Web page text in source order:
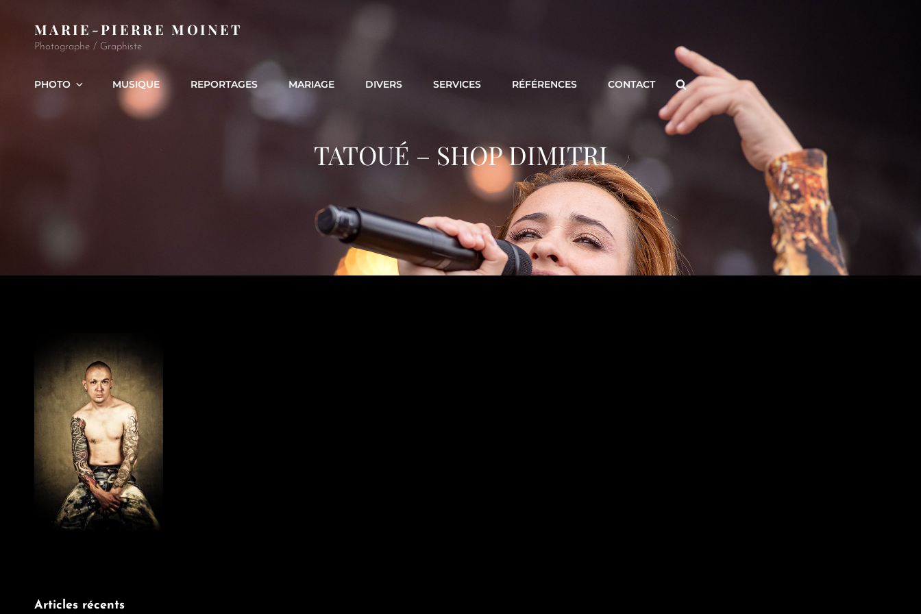
MARIE-PIERRE MOINET
Photographe / Graphiste
PHOTO MUSIQUE REPORTAGES MARIAGE DIVERS SERVICES RÉFÉRENCES CONTACT Search
TATOUÉ – SHOP DIMITRI
Articles récents